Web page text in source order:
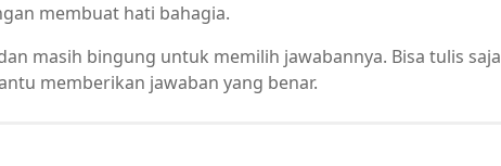
membuat hati bahagia.
masih bingung untuk memilih jawabannya. Bisa tulis saja
memberikan jawaban yang benar.